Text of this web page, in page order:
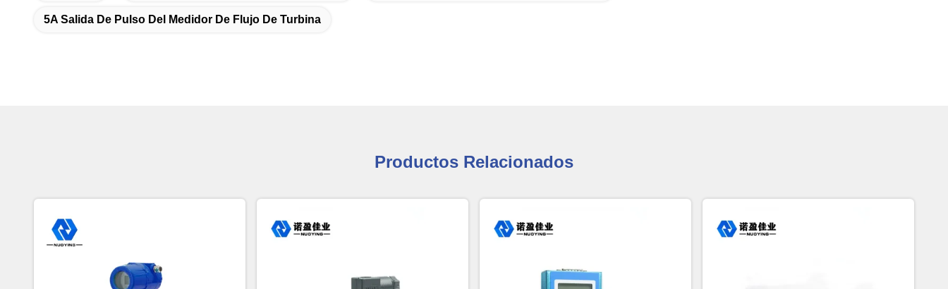
5A Salida De Pulso Del Medidor De Flujo De Turbina
Productos Relacionados